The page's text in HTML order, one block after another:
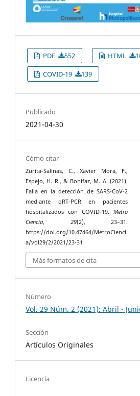
PDF 552 HTML
COVID-19
139
Publicado
2021-04-30
Cómo citar
Zurita-Salinas, C., Xavier Mora, F.,
Espejo, H. R., & Bonifaz, M. A. (2021).
Falla en la detección de SARS-CoV-2
mediante qRT-PCR en pacientes
hospitalizados con COVID-19.Metro
Ciencia, 29(2), 23–31.
https://doi.org/10.47464/MetroCienci
a/vol29/2/2021/23-31
Más formatos de cita
Número
Vol. 29 Núm. 2 (2021): Abril -
Sección
Artículos Originales
Licencia